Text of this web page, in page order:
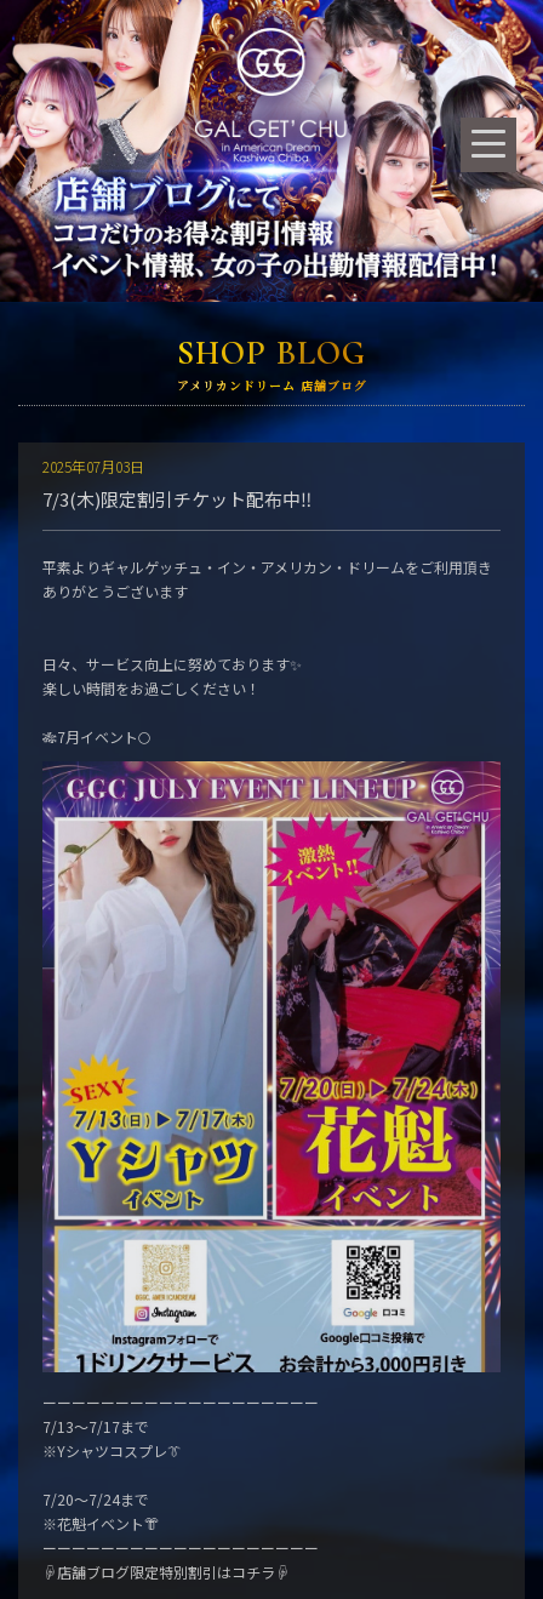
SHOP BLOG
アメリカンドリーム 店舗ブログ
7/3(木)限定割引チケット配布中‼️
2025年07月03日
平素よりギャルゲッチュ・イン・アメリカン・ドリームをご利用頂き
ありがとうございます
日々、サービス向上に努めております✨
楽しい時間をお過ごしください！
🎋7月イベント🌕
ーーーーーーーーーーーーーーーーーーー
7/13〜7/17まで
※Yシャツコスプレ👔
7/20〜7/24まで
※花魁イベント👘
ーーーーーーーーーーーーーーーーーーー
☟店舗ブログ限定特別割引はコチラ☟